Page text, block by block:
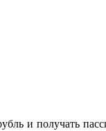
и получать